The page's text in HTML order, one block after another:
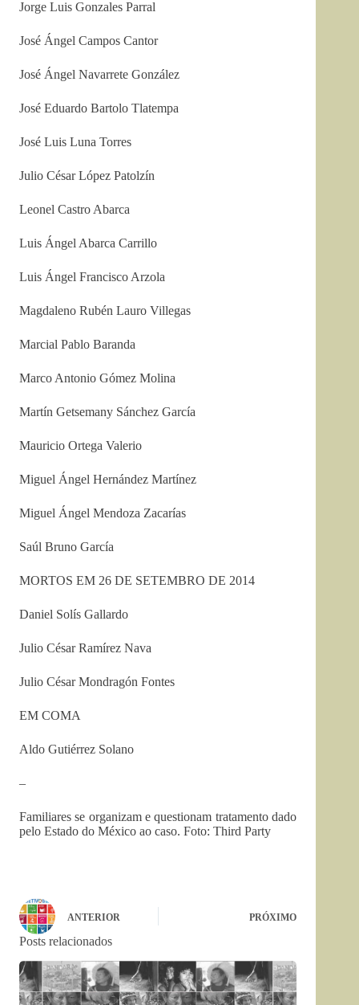
Jorge Luis Gonzales Parral
José Ángel Campos Cantor
José Ángel Navarrete González
José Eduardo Bartolo Tlatempa
José Luis Luna Torres
Julio César López Patolzín
Leonel Castro Abarca
Luis Ángel Abarca Carrillo
Luis Ángel Francisco Arzola
Magdaleno Rubén Lauro Villegas
Marcial Pablo Baranda
Marco Antonio Gómez Molina
Martín Getsemany Sánchez García
Mauricio Ortega Valerio
Miguel Ángel Hernández Martínez
Miguel Ángel Mendoza Zacarías
Saúl Bruno García
MORTOS EM 26 DE SETEMBRO DE 2014
Daniel Solís Gallardo
Julio César Ramírez Nava
Julio César Mondragón Fontes
EM COMA
Aldo Gutiérrez Solano
–
Familiares se organizam e questionam tratamento dado
pelo Estado do México ao caso. Foto: Third Party
ANTERIOR PRÓXIMO
Posts relacionados